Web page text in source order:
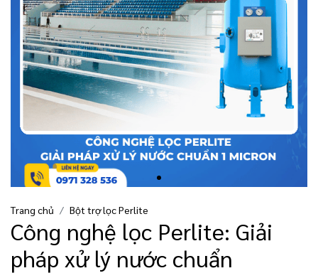
Trang chủ Bột trợ lọc Perlite
Công nghệ lọc Perlite: Giải
pháp xử lý nước chuẩn